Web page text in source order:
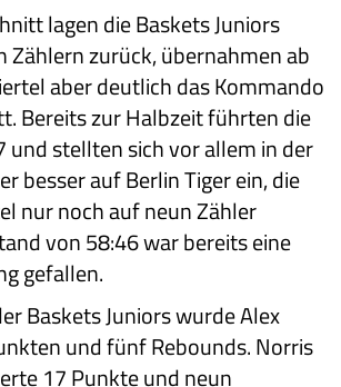
lagen die Baskets Juniors
Zählern zurück, übernahmen ab
aber deutlich das Kommando
Bereits zur Halbzeit führten die
und stellten sich vor allem in der
besser auf Berlin Tiger ein, die
nur noch auf neun Zähler
von 58:46 war bereits eine
gefallen.
Baskets Juniors wurde Alex
und fünf Rebounds. Norris
17 Punkte und neun